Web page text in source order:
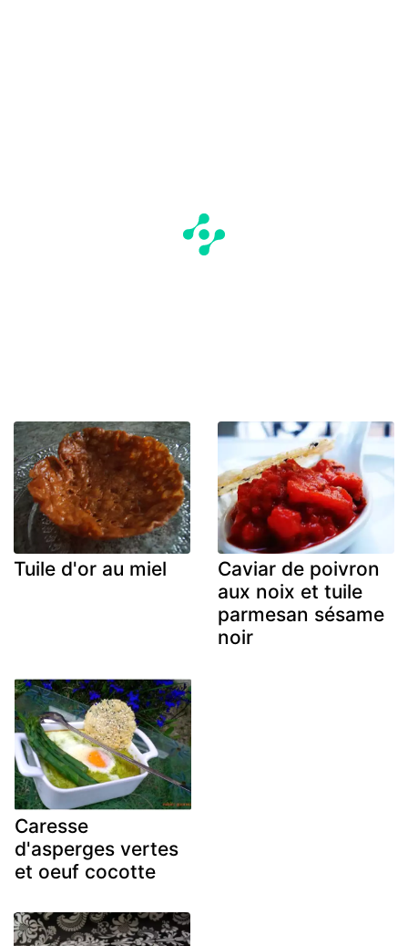
Tuile d'or au miel
Caviar de poivron
aux noix et tuile
parmesan sésame
noir
Caresse
d'asperges vertes
et oeuf cocotte